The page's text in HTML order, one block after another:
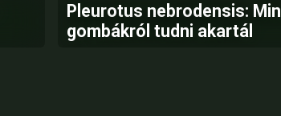
Pleurotus nebrodensis:
gombákról tudni akartál